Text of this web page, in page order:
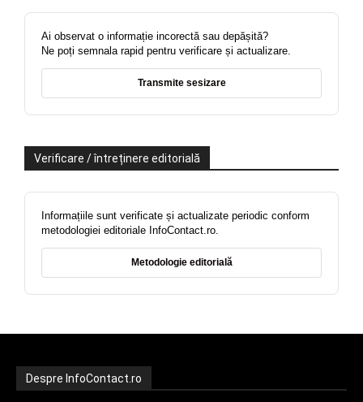
Ai observat o informație incorectă sau depășită?
Ne poți semnala rapid pentru verificare și actualizare.
Transmite sesizare
Verificare / întreținere editorială
Informațiile sunt verificate și actualizate periodic conform
metodologiei editoriale InfoContact.ro.
Metodologie editorială
Despre InfoContact.ro